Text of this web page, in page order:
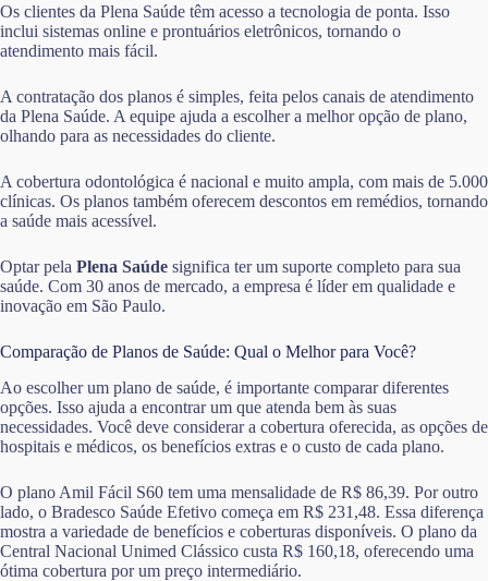
Os clientes da Plena Saúde têm acesso a tecnologia de ponta. Isso
inclui sistemas online e prontuários eletrônicos, tornando o
atendimento mais fácil.
A contratação dos planos é simples, feita pelos canais de atendimento
da Plena Saúde. A equipe ajuda a escolher a melhor opção de plano,
olhando para as necessidades do cliente.
A cobertura odontológica é nacional e muito ampla, com mais de 5.000
clínicas. Os planos também oferecem descontos em remédios, tornando
a saúde mais acessível.
Optar pela Plena Saúde significa ter um suporte completo para sua
saúde. Com 30 anos de mercado, a empresa é líder em qualidade e
inovação em São Paulo.
Comparação de Planos de Saúde: Qual o Melhor para Você?
Ao escolher um plano de saúde, é importante comparar diferentes
opções. Isso ajuda a encontrar um que atenda bem às suas
necessidades. Você deve considerar a cobertura oferecida, as opções de
hospitais e médicos, os benefícios extras e o custo de cada plano.
O plano Amil Fácil S60 tem uma mensalidade de R$ 86,39. Por outro
lado, o Bradesco Saúde Efetivo começa em R$ 231,48. Essa diferença
mostra a variedade de benefícios e coberturas disponíveis. O plano da
Central Nacional Unimed Clássico custa R$ 160,18, oferecendo uma
ótima cobertura por um preço intermediário.